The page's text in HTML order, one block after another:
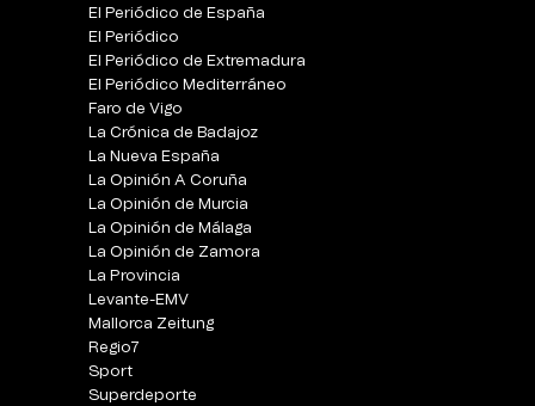
El Periódico de España
El Periódico
El Periódico de Extremadura
El Periódico Mediterráneo
Faro de Vigo
La Crónica de Badajoz
La Nueva España
La Opinión A Coruña
La Opinión de Murcia
La Opinión de Málaga
La Opinión de Zamora
La Provincia
Levante-EMV
Mallorca Zeitung
Regio7
Sport
Superdeporte